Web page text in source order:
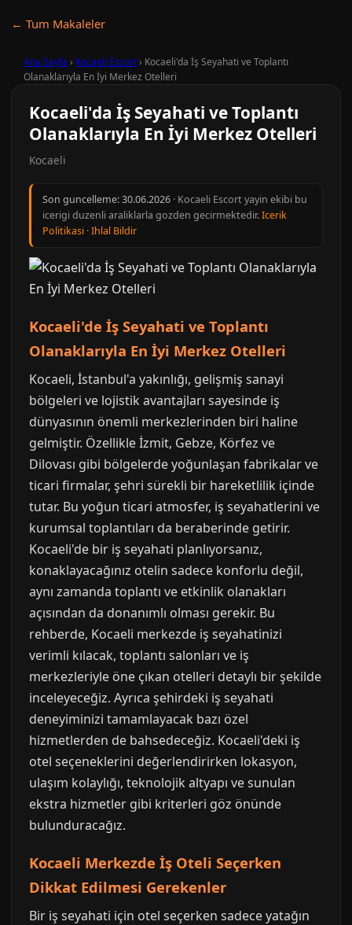
← Tum Makaleler
Ana Sayfa › Kocaeli Escort› Kocaeli'da İş Seyahati ve Toplantı
Olanaklarıyla En İyi Merkez Otelleri
Kocaeli'da İş Seyahati ve Toplantı
Olanaklarıyla En İyi Merkez Otelleri
Kocaeli
Son guncelleme:30.06.2026 · Kocaeli Escort yayin ekibi bu
icerigi duzenli araliklarla gozden gecirmektedir.Icerik
Politikasi ·Ihlal Bildir
Kocaeli'de İş Seyahati ve Toplantı
Olanaklarıyla En İyi Merkez Otelleri
Kocaeli, İstanbul'a yakınlığı, gelişmiş sanayi
bölgeleri ve lojistik avantajları sayesinde iş
dünyasının önemli merkezlerinden biri haline
gelmiştir. Özellikle İzmit, Gebze, Körfez ve
Dilovası gibi bölgelerde yoğunlaşan fabrikalar ve
ticari firmalar, şehri sürekli bir hareketlilik içinde
tutar. Bu yoğun ticari atmosfer, iş seyahatlerini ve
kurumsal toplantıları da beraberinde getirir.
Kocaeli'de bir iş seyahati planlıyorsanız,
konaklayacağınız otelin sadece konforlu değil,
aynı zamanda toplantı ve etkinlik olanakları
açısından da donanımlı olması gerekir. Bu
rehberde, Kocaeli merkezde iş seyahatinizi
verimli kılacak, toplantı salonları ve iş
merkezleriyle öne çıkan otelleri detaylı bir şekilde
inceleyeceğiz. Ayrıca şehirdeki iş seyahati
deneyiminizi tamamlayacak bazı özel
hizmetlerden de bahsedeceğiz. Kocaeli'deki iş
otel seçeneklerini değerlendirirken lokasyon,
ulaşım kolaylığı, teknolojik altyapı ve sunulan
ekstra hizmetler gibi kriterleri göz önünde
bulunduracağız.
Kocaeli Merkezde İş Oteli Seçerken
Dikkat Edilmesi Gerekenler
Bir iş seyahati için otel seçerken sadece yatağın